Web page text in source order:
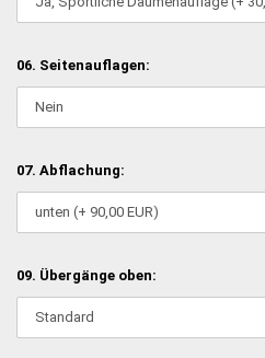
06. Seitenauflagen:
07. Abflachung:
09. Übergänge oben: